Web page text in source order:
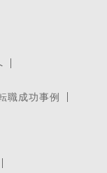
職成功事例